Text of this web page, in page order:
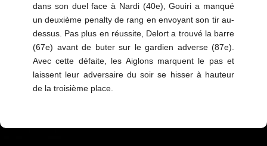
dans son duel face à Nardi (40e), Gouiri a manqué
un deuxième penalty de rang en envoyant son tir au-
dessus. Pas plus en réussite, Delort a trouvé la barre
(67e) avant de buter sur le gardien adverse (87e).
Avec cette défaite, les Aiglons marquent le pas et
laissent leur adversaire du soir se hisser à hauteur
de la troisième place.